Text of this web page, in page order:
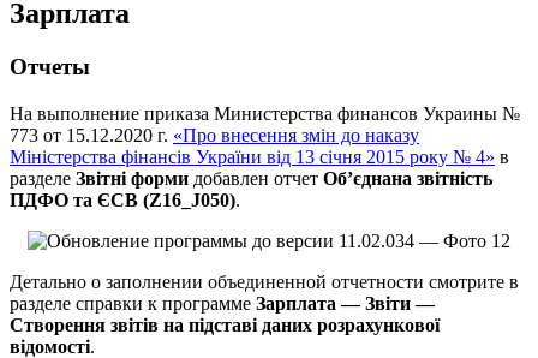
Зарплата
Отчеты
На выполнение приказа Министерства финансов Украины №
773 от 15.12.2020 г. «Про внесення змін до наказу
Міністерства фінансів України від 13 січня 2015 року № 4» в
разделе Звітні форми добавлен отчет Об’єднана звітність
ПДФО та ЄСВ (Z16_J050).
Детально о заполнении объединенной отчетности смотрите в
разделе справки к программе Зарплата — Звіти —
Створення звітів на підставі даних розрахункової
відомості.